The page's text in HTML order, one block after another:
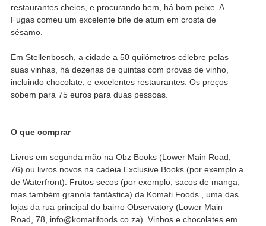
restaurantes cheios, e procurando bem, há bom peixe. A
Fugas comeu um excelente bife de atum em crosta de
sésamo.
Em Stellenbosch, a cidade a 50 quilómetros célebre pelas
suas vinhas, há dezenas de quintas com provas de vinho,
incluindo chocolate, e excelentes restaurantes. Os preços
sobem para 75 euros para duas pessoas.
O que comprar
Livros em segunda mão na Obz Books (Lower Main Road,
76) ou livros novos na cadeia Exclusive Books (por exemplo a
de Waterfront). Frutos secos (por exemplo, sacos de manga,
mas também granola fantástica) da Komati Foods , uma das
lojas da rua principal do bairro Observatory (Lower Main
Road, 78, info@komatifoods.co.za). Vinhos e chocolates em